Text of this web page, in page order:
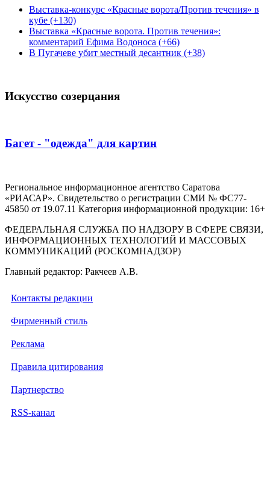
Выставка-конкурс «Красные ворота/Против течения» в
кубе (+130)
Выставка «Красные ворота. Против течения»:
комментарий Ефима Водоноса (+66)
В Пугачеве убит местный десантник (+38)
Искусство созерцания
Багет - "одежда" для картин
Региональное информационное агентство Саратова
«РИАСАР». Свидетельство о регистрации СМИ № ФС77-
45850 от 19.07.11 Категория информационной продукции: 16+
ФЕДЕРАЛЬНАЯ СЛУЖБА ПО НАДЗОРУ В СФЕРЕ СВЯЗИ,
ИНФОРМАЦИОННЫХ ТЕХНОЛОГИЙ И МАССОВЫХ
КОММУНИКАЦИЙ (РОСКОМНАДЗОР)
Главный редактор: Ракчеев А.В.
Контакты редакции
Фирменный стиль
Реклама
Правила цитирования
Партнерство
RSS-канал